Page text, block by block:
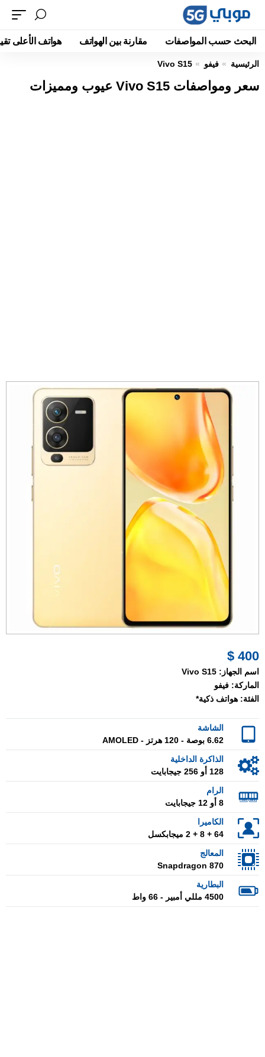
البحث حسب المواصفات مقارنة بين الهواتف هواتف الأعلى
الرئيسية فيفو Vivo S15
سعر ومواصفات Vivo S15 عيوب ومميزات
400 $
اسم الجهاز: Vivo S15
الماركة: فيفو
الفئة: هواتف ذكية*
الشاشة
6.62 بوصة - 120 هرتز - AMOLED
الذاكرة الداخلية
128 أو 256 جيجابايت
الرام
8 أو 12 جيجابايت
الكاميرا
64 + 8 + 2 ميجابكسل
المعالج
Snapdragon 870
البطارية
4500 مللي أمبير - 66 واط